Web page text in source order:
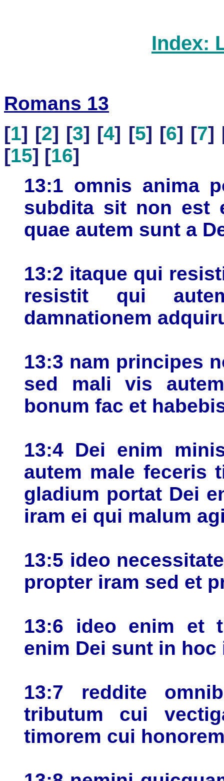
Index:
Romans 13
[1] [2] [3] [4] [5] [6] [7]
[15] [16]
13:1 omnis anima
subdita sit non est
quae autem sunt a
13:2 itaque qui
resistit qui
damnationem
13:3 nam principes
sed mali vis
bonum fac et
13:4 Dei enim
autem male feceris
gladium portat Dei
iram ei qui malum
13:5 ideo
propter iram sed et
13:6 ideo enim et
enim Dei sunt in
13:7 reddite
tributum cui
timorem cui